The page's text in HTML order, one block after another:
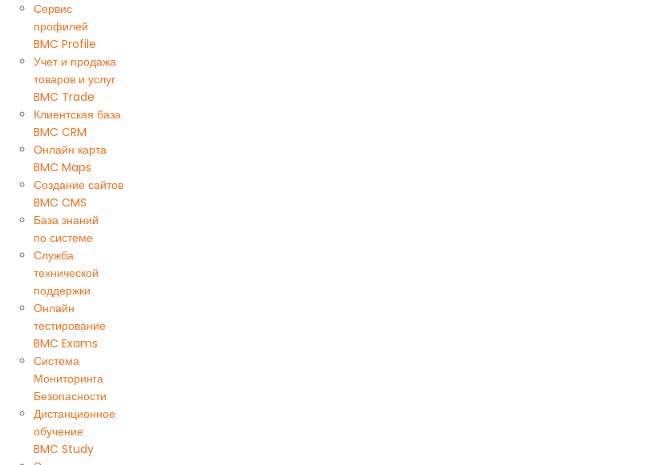
Сервис
профилей
BMC Profile
Учет и продажа
товаров и услуг
BMC Trade
Клиентская база
BMC CRM
Онлайн карта
BMC Maps
Создание сайтов
BMC CMS
База знаний
по системе
Служба
технической
поддержки
Онлайн
тестирование
BMC Exams
Система
Мониторинга
Безопасности
Дистанционное
обучение
BMC Study